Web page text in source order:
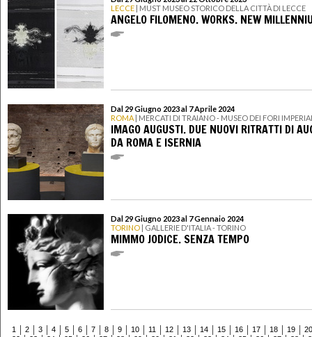
LECCE | MUST MUSEO STORICO DELLA CITTÀ DI LECCE
ANGELO FILOMENO. WORKS. NEW
Dal 29 Giugno 2023 al 7 Aprile 2024
ROMA | MERCATI DI TRAIANO - MUSEO DEI FORI
IMAGO AUGUSTI. DUE NUOVI RITRATTI DI
DA ROMA E ISERNIA
Dal 29 Giugno 2023 al 7 Gennaio 2024
TORINO | GALLERIE D'ITALIA - TORINO
MIMMO JODICE. SENZA TEMPO
1 2 3 4 5 6 7 8 9 10 11 12 13 14 15 16 17 18 19
20